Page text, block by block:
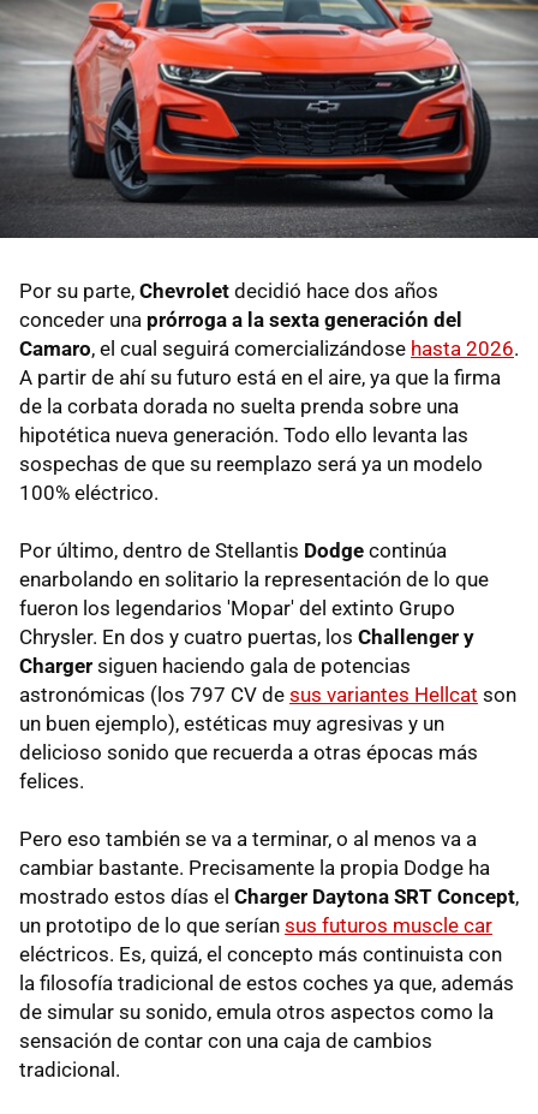
Por su parte, Chevrolet decidió hace dos años
conceder una prórroga a la sexta generación del
Camaro, el cual seguirá comercializándose hasta 2026.
A partir de ahí su futuro está en el aire, ya que la firma
de la corbata dorada no suelta prenda sobre una
hipotética nueva generación. Todo ello levanta las
sospechas de que su reemplazo será ya un modelo
100% eléctrico.
Por último, dentro de Stellantis Dodge continúa
enarbolando en solitario la representación de lo que
fueron los legendarios 'Mopar' del extinto Grupo
Chrysler. En dos y cuatro puertas, los Challenger y
Charger siguen haciendo gala de potencias
astronómicas (los 797 CV de sus variantes Hellcat son
un buen ejemplo), estéticas muy agresivas y un
delicioso sonido que recuerda a otras épocas más
felices.
Pero eso también se va a terminar, o al menos va a
cambiar bastante. Precisamente la propia Dodge ha
mostrado estos días el Charger Daytona SRT Concept,
un prototipo de lo que serían sus futuros muscle car
eléctricos. Es, quizá, el concepto más continuista con
la filosofía tradicional de estos coches ya que, además
de simular su sonido, emula otros aspectos como la
sensación de contar con una caja de cambios
tradicional.